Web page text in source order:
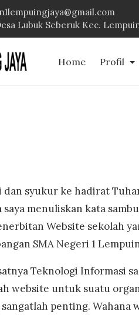
Lubuk Seberuk Kec.
Home Profil
syukur ke hadirat
menuliskan kata
Website sekolah
SMA Negeri 1
Teknologi Informasi
website untuk suatu
sangatlah penting. Wahana